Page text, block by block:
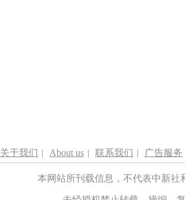
关于我们 | About us | 联系我们 | 广告服务
本网站所刊载信息，不代表中新